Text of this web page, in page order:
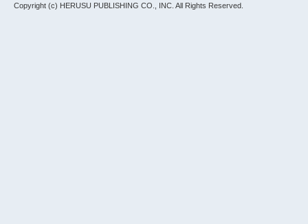
Copyright (c) HERUSU PUBLISHING CO., INC. All Rights Reserved.